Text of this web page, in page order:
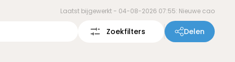
Laatst bijgewerkt - 04-08-2026 07:55: Nieuwe cao
Zoekfilters Delen